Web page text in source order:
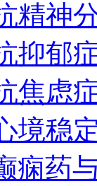
精神
抑郁
焦虑
境稳
痫药